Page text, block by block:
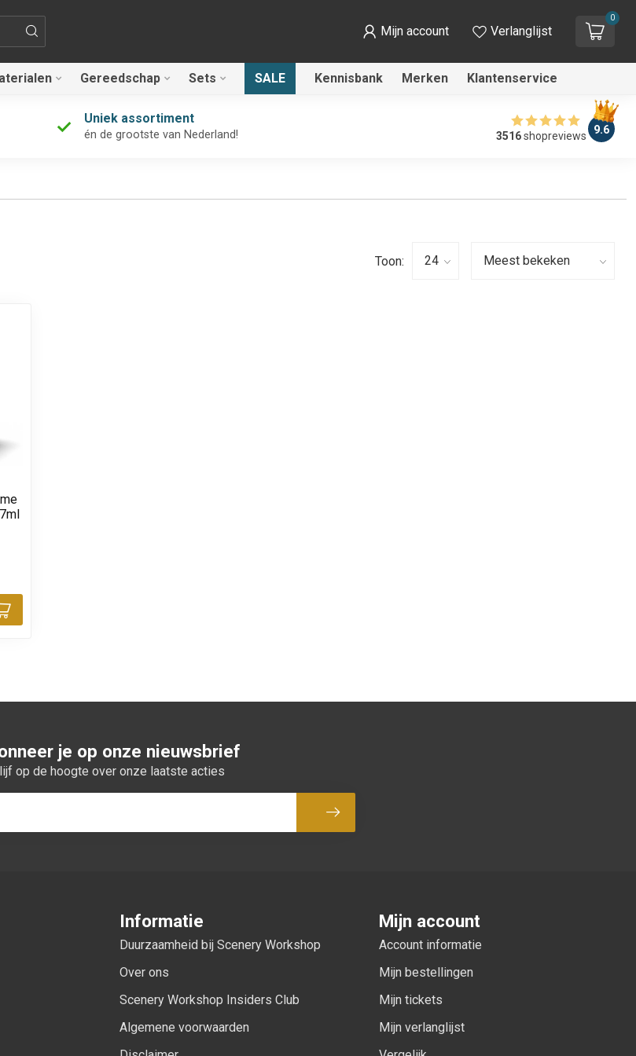
Mijn account Verlanglijst
0
Gereedschap Sets SALE Kennisbank Merken Klantenservice
Uniek assortiment
én de grootste van Nederland! 3516shopreviews 9.6
Toon:
Toevoegen aan winkelwagen
je op onze nieuwsbrief
op de hoogte over onze laatste acties
Abonneer
Informatie
Duurzaamheid bij Scenery Workshop
Over ons
Scenery Workshop Insiders Club
Algemene voorwaarden
Mijn account
Account informatie
Mijn bestellingen
Mijn tickets
Mijn verlanglijst